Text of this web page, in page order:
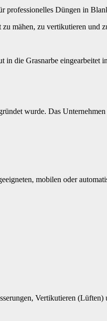
professionelles Düngen in
mähen, zu vertikutieren und
in die Grasnarbe eingearbeitet
wurde. Das
mobilen oder
Vertikutieren (Lüften)